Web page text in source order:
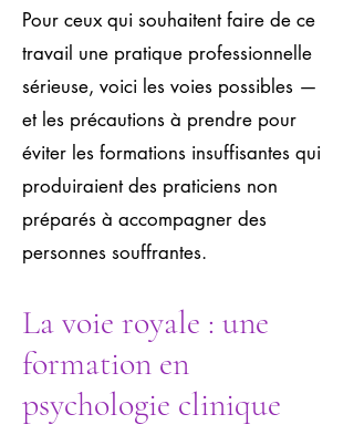
Pour ceux qui souhaitent faire de ce
travail une pratique professionnelle
sérieuse, voici les voies possibles —
et les précautions à prendre pour
éviter les formations insuffisantes qui
produiraient des praticiens non
préparés à accompagner des
personnes souffrantes.
La voie royale : une
formation en
psychologie clinique